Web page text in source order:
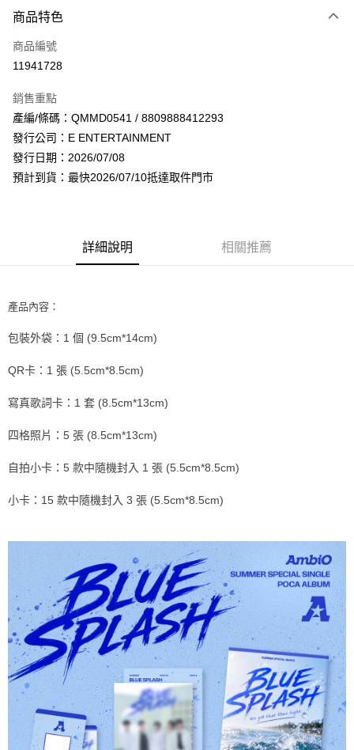
信用卡一次付款
超商取貨付款
Apple Pay
街口支付
悠遊付
【關於「AFTEE先享後付」】
AFTEE先享後付是「在收到商品之後才付款」的支付方式。 讓您購物簡單
３．安心：先確認商品／服務後，再付款。
【「AFTEE先享後付」結帳流程】
結帳頁面，進行簡訊認證並確認金額後，即可完成結帳。
３．收到繳費通知簡訊後14天內，點擊此簡訊中的連結，可透過四大超商／
ATM／網路銀行／等多元方式進行付款，方視為交易完成。
購買商品的店家。未經商家同意取消之訂單仍視為有效，需透過AFTEE先享
※ 交易是否成功請以「AFTEE先享後付 」之結帳頁面顯示為準，若有關於
客戶支援中心」https://netprotections.freshdesk.com/support/home
易，需依本服務之必要範圍內提供個人資料，並將交易相關給付款項請求債
權轉讓予恩沛科技股份有限公司。
２．關於個人資料處理事宜，請瀏覽以下網址：
https://aftee.tw/terms/#terms3
３．未成年的使用者請事先徵得法定代理人或監護人之同意方可使用
「AFTEE先享後付」，若未經同意申辦者引起之損失，本公司不負相關責
任。
４．使用「AFTEE先享後付」時，將依據個別帳號之用戶狀況，依本公司即
時審查核予不同之上限額度；若仍有額度不足之情形，本公司將視審查結果
請求用戶進行身份認證。
５．嚴禁一人註冊多個帳號或使用他人資訊註冊。若發現惡意使用之情形，
恩沛科技股份有限公司將有權停止該用戶之使用額度並採取法律行動。
全家取貨付款
每筆NT$60，滿NT$1,599(含以上)免運費
付款後全家取貨
每筆NT$60，滿NT$1,599(含以上)免運費
付款後7-11取貨
每筆NT$90
每筆NT$200
付款後門市自取
免運費
亞洲國家/地區配送 查看運費
北美國家/地區配送 查看運費
歐洲國家/地區配送 查看運費
商品特色
商品編號
11941728
銷售重點
產編/條碼：QMMD0541 / 8809888412293
發行公司：E ENTERTAINMENT
發行日期：2026/07/08
預計到貨：最快2026/07/10抵達取件門市
詳細說明 相關推薦
產品內容：
包裝外袋：1 個 (9.5cm*14cm)
QR卡：1 張 (5.5cm*8.5cm)
寫真歌詞卡：1 套 (8.5cm*13cm)
四格照片：5 張 (8.5cm*13cm)
自拍小卡：5 款中隨機封入 1 張 (5.5cm*8.5cm)
小卡：15 款中隨機封入 3 張 (5.5cm*8.5cm)